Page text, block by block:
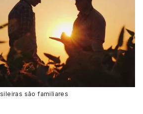
são familiares